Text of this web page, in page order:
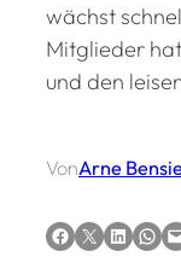
wächst
Mitglieder
und den
VonArne
Auf Facebook teilenAuf X teilenAuf LinkedIn teilenVia WhatsAppVia